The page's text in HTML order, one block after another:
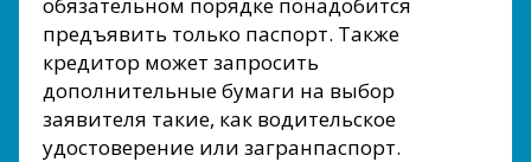
предъявить только паспорт. Также
кредитор может запросить
дополнительные бумаги на выбор
заявителя такие, как водительское
удостоверение или загранпаспорт.